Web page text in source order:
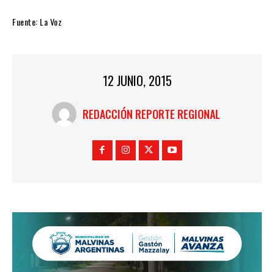
Fuente: La Voz
12 JUNIO, 2015
REDACCIÓN REPORTE REGIONAL